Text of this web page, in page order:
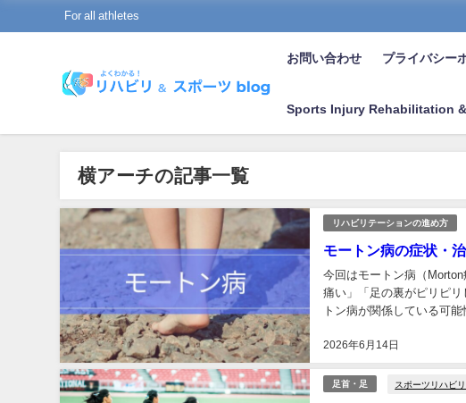
For all athletes
お問い合わせ プライバシー
Sports Injury Rehabilitation
横アーチの記事一覧
リハビリテーションの進め方
モートン病の症状・
2026年6月14日
今回はモートン病（
痛い」「足の裏がピリピ
トン病が関係している可
足首・足 スポーツリハビリ